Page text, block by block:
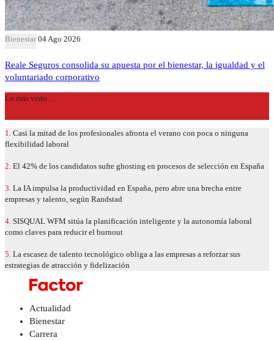
Bienestar 04 Ago 2026
Reale Seguros consolida su apuesta por el bienestar, la igualdad y el
voluntariado corporativo
Lo más visto…
1. Casi la mitad de los profesionales afronta el verano con poca o ninguna
flexibilidad laboral
2. El 42% de los candidatos sufre ghosting en procesos de selección en España
3. La IA impulsa la productividad en España, pero abre una brecha entre
empresas y talento, según Randstad
4. SISQUAL WFM sitúa la planificación inteligente y la autonomía laboral
como claves para reducir el burnout
5. La escasez de talento tecnológico obliga a las empresas a reforzar sus
estrategias de atracción y fidelización
Actualidad
Bienestar
Carrera